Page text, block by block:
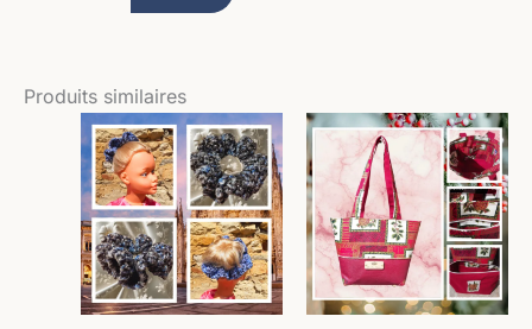
Produits similaires